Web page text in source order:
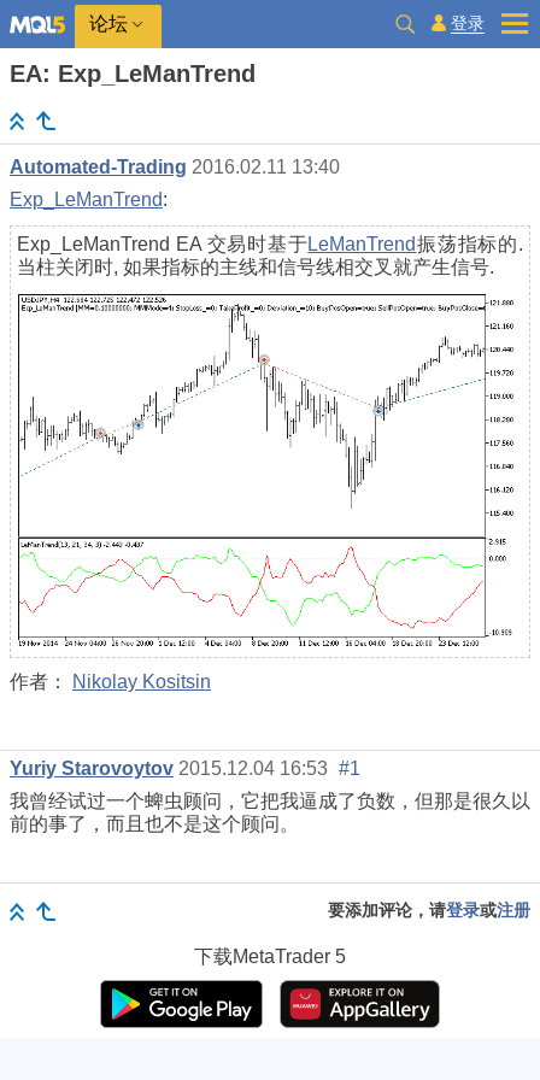
论坛 登录
EA: Exp_LeManTrend
Automated-Trading 2016.02.11 13:40
Exp_LeManTrend:
Exp_LeManTrend EA 交易时基于LeManTrend振荡指标的.
当柱关闭时, 如果指标的主线和信号线相交叉就产生信号.
作者： Nikolay Kositsin
Yuriy Starovoytov 2015.12.04 16:53 #1
我曾经试过一个蜱虫顾问，它把我逼成了负数，但那是很久以
前的事了，而且也不是这个顾问。
要添加评论，请登录或注册
下载MetaTrader 5